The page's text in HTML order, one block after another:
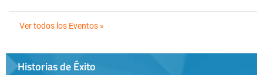
Ver todos los Eventos »
Historias de Éxito